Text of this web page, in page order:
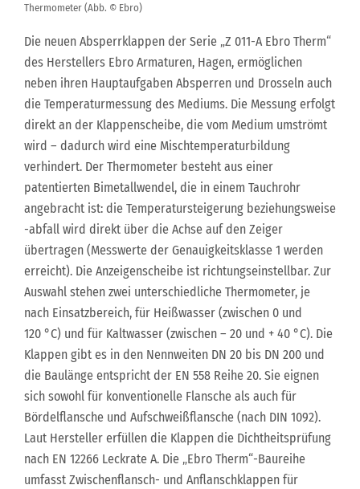
Thermometer (Abb. © Ebro)
Die neuen Absperrklappen der Serie „Z 011-A Ebro Therm“
des Herstellers Ebro Armaturen, Hagen, ermöglichen
neben ihren Hauptaufgaben Absperren und Drosseln auch
die Temperaturmessung des Mediums. Die Messung erfolgt
direkt an der Klappenscheibe, die vom Medium umströmt
wird – dadurch wird eine Mischtemperaturbildung
verhindert. Der Thermometer besteht aus einer
patentierten Bimetallwendel, die in einem Tauchrohr
angebracht ist: die Temperatursteigerung beziehungsweise
-abfall wird direkt über die Achse auf den Zeiger
übertragen (Messwerte der Genauigkeitsklasse 1 werden
erreicht). Die Anzeigenscheibe ist richtungseinstellbar. Zur
Auswahl stehen zwei unterschiedliche Thermometer, je
nach Einsatzbereich, für Heißwasser (zwischen 0 und
120 °C) und für Kaltwasser (zwischen – 20 und + 40 °C). Die
Klappen gibt es in den Nennweiten DN 20 bis DN 200 und
die Baulänge entspricht der EN 558 Reihe 20. Sie eignen
sich sowohl für konventionelle Flansche als auch für
Bördelflansche und Aufschweißflansche (nach DIN 1092).
Laut Hersteller erfüllen die Klappen die Dichtheitsprüfung
nach EN 12266 Leckrate A. Die „Ebro Therm“-Baureihe
umfasst Zwischenflansch- und Anflanschklappen für